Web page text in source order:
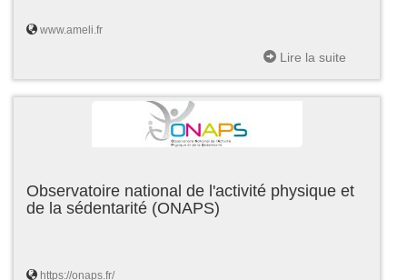
www.ameli.fr
Lire la suite
Observatoire national de l'activité physique et
de la sédentarité (ONAPS)
https://onaps.fr/